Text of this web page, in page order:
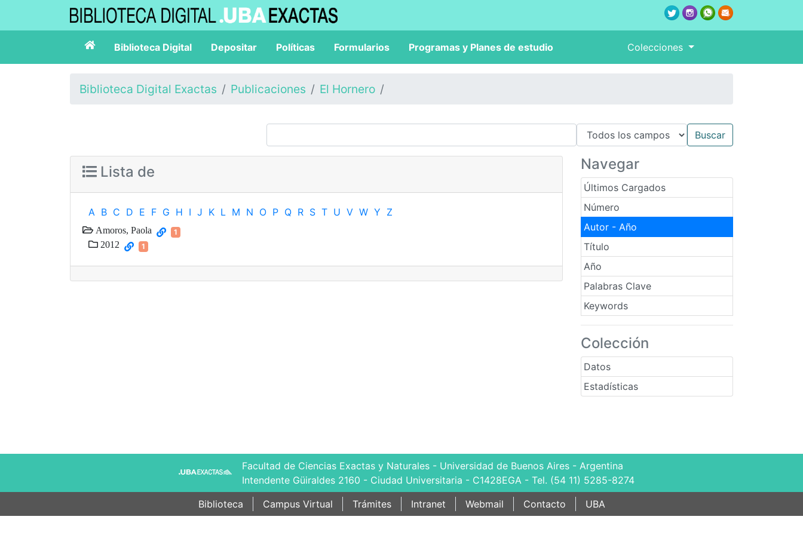
Biblioteca Digital Depositar Políticas Formularios Programas y Planes de estudio Colecciones
Biblioteca Digital Exactas Publicaciones El Hornero
Navegar
Últimos Cargados
Número
Autor - Año
Título
Año
Palabras Clave
Keywords
Colección
Datos
Estadísticas
Lista de
A B C D E F G H I J K L M N O P Q R S T U V W Y Z
Amoros, Paola 1
2012 1
Facultad de Ciencias Exactas y Naturales - Universidad de Buenos Aires - Argentina
Intendente Güiraldes 2160 - Ciudad Universitaria - C1428EGA - Tel. (54 11) 5285-8274
Biblioteca
Campus Virtual Trámites Intranet Webmail Contacto UBA